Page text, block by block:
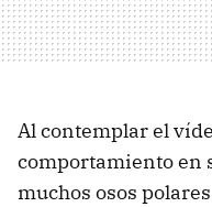
Al contemplar el
comportamiento en
muchos osos